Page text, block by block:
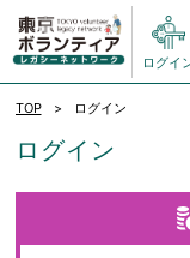
ログイ
TOP ログイン
ログイン